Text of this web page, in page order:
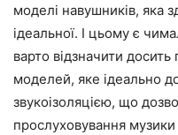
моделі навушників, яка
ідеальної. І цьому є
варто відзначити досить
моделей, яке ідеально
звукоізоляцією, що
прослуховування музики